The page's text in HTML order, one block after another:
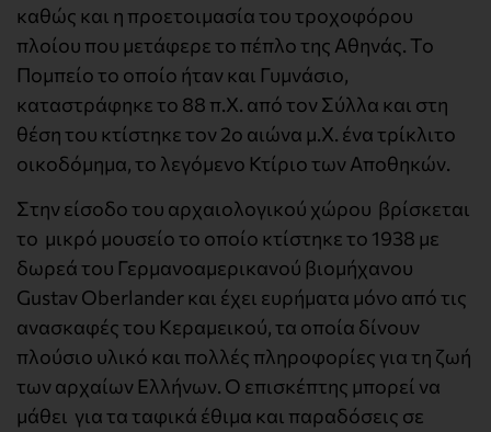
καθώς και η προετοιμασία του τροχοφόρου
πλοίου που μετάφερε το πέπλο της Αθηνάς. Το
Πομπείο το οποίο ήταν και Γυμνάσιο,
καταστράφηκε το 88 π.Χ. από τον Σύλλα και στη
θέση του κτίστηκε τον 2ο αιώνα μ.Χ. ένα τρίκλιτο
οικοδόμημα, το λεγόμενο Κτίριο των Αποθηκών.
Στην είσοδο του αρχαιολογικού χώρου βρίσκεται
το μικρό μουσείο το οποίο κτίστηκε το 1938 με
δωρεά του Γερμανοαμερικανού βιομήχανου
Gustav Oberlander και έχει ευρήματα μόνο από τις
ανασκαφές του Κεραμεικού, τα οποία δίνουν
πλούσιο υλικό και πολλές πληροφορίες για τη ζωή
των αρχαίων Ελλήνων. Ο επισκέπτης μπορεί να
μάθει για τα ταφικά έθιμα και παραδόσεις σε